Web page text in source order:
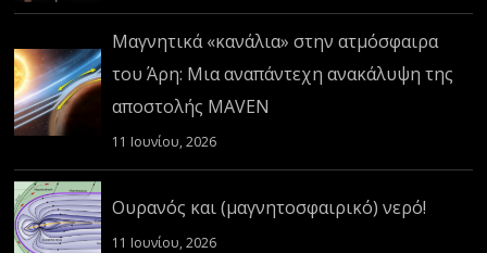
Μαγνητικά «κανάλια» στην ατμόσφαιρα
του Άρη: Μια αναπάντεχη ανακάλυψη της
αποστολής MAVEN
11 Ιουνίου, 2026
Ουρανός και (μαγνητοσφαιρικό) νερό!
11 Ιουνίου, 2026